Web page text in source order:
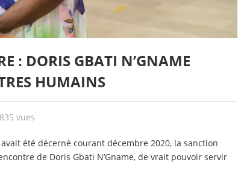
: DORIS GBATI N’GNAME
HUMAINS
vues
été décerné courant décembre 2020, la sanction
de Doris Gbati N’Gname, de vrait pouvoir servir